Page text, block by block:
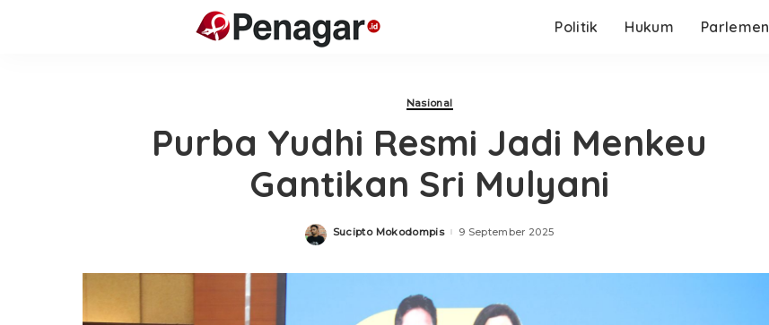
Politik Hukum Parlemen
Nasional
Purba Yudhi Resmi Jadi Menkeu
Gantikan Sri Mulyani
Posted
Sucipto Mokodompis 9 September 2025